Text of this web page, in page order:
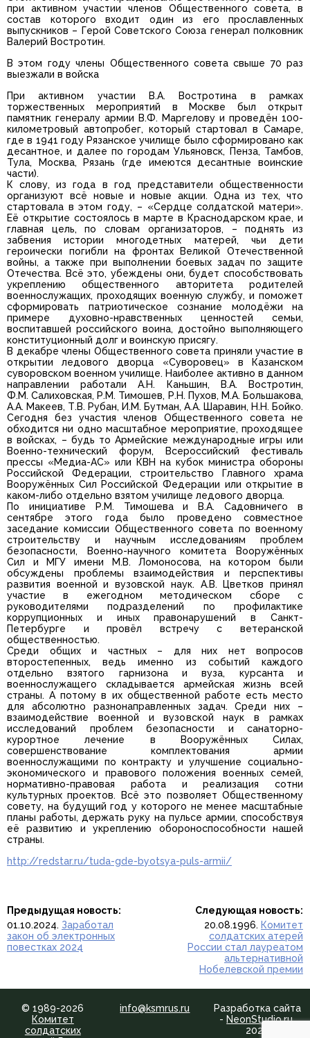
при активном участии членов Общественного совета, в
состав которого входит один из его прославленных
выпускников – Герой Советского Союза генерал полковник
Валерий Востротин.
В этом году члены Общественного совета свыше 70 раз
выезжали в войска
При активном участии В.А. Востротина в рамках
торжественных мероприятий в Москве был открыт
памятник генералу армии В.Ф. Маргелову и проведён 100-
километровый автопробег, который стартовал в Самаре,
где в 1941 году Рязанское училище было сформировано как
десантное, и далее по городам Ульяновск, Пенза, Тамбов,
Тула, Москва, Рязань (где имеются десантные воинские
части).
К слову, из года в год представители общественности
организуют всё новые и новые акции. Одна из тех, что
стартовала в этом году, – «Сердце солдатской матери».
Её открытие состоялось в марте в Краснодарском крае, и
главная цель, по словам организаторов, – поднять из
забвения истории многодетных матерей, чьи дети
героически погибли на фронтах Великой Отечественной
войны, а также при выполнении боевых задач по защите
Отечества. Всё это, убеждены они, будет способствовать
укреплению общественного авторитета родителей
военнослужащих, проходящих военную службу, и поможет
сформировать патриотическое сознание молодёжи на
примере духовно-нравственных ценностей семьи,
воспитавшей российского воина, достойно выполняющего
конституционный долг и воинскую присягу.
В декабре члены Общественного совета приняли участие в
открытии ледового дворца «Суворовец» в Казанском
суворовском военном училище. Наиболее активно в данном
направлении работали А.Н. Каньшин, В.А. Востротин,
Ф.М. Салиховская, Р.М. Тимошев, Р.Н. Пухов, М.А. Большакова,
А.А. Макеев, Т.В. Рубан, И.М. Бутман, А.А. Шаравин, Н.Н. Бойко.
Сегодня без участия членов Общественного совета не
обходится ни одно масштабное мероприятие, проходящее
в войсках, – будь то Армейские международные игры или
Военно-технический форум, Всероссийский фестиваль
прессы «Медиа-АС» или КВН на кубок министра обороны
Российской Федерации, строительство Главного храма
Вооружённых Сил Российской Федерации или открытие в
каком-либо отдельно взятом училище ледового дворца.
По инициативе Р.М. Тимошева и В.А. Садовничего в
сентябре этого года было проведено совместное
заседание комиссии Общественного совета по военному
строительству и научным исследованиям проблем
безопасности, Военно-научного комитета Вооружённых
Сил и МГУ имени М.В. Ломоносова, на котором были
обсуждены проблемы взаимодействия и перспективы
развития военной и вузовской наук. А.В. Цветков принял
участие в ежегодном методическом сборе с
руководителями подразделений по профилактике
коррупционных и иных правонарушений в Санкт-
Петербурге и провёл встречу с ветеранской
общественностью.
Среди общих и частных – для них нет вопросов
второстепенных, ведь именно из событий каждого
отдельно взятого гарнизона и вуза, курсанта и
военнослужащего складывается армейская жизнь всей
страны. А потому в их общественной работе есть место
для абсолютно разнонаправленных задач. Среди них –
взаимодействие военной и вузовской наук в рамках
исследований проблем безопасности и санаторно-
курортное лечение в Вооружённых Силах,
совершенствование комплектования армии
военнослужащими по контракту и улучшение социально-
экономического и правового положения военных семей,
нормативно-правовая работа и реализация сотни
культурных проектов. Всё это позволяет Общественному
совету, на будущий год у которого не менее масштабные
планы работы, держать руку на пульсе армии, способствуя
её развитию и укреплению обороноспособности нашей
страны.
http://redstar.ru/tuda-gde-byotsya-puls-armii/
Предыдущая новость:
01.10.2024. Заработал
закон об электронных
повестках 2024
Следующая новость:
20.08.1996. Комитет
солдатских атерей
России стал лауреатом
альтернативной
Нобелевской премии
© 1989-2026
Комитет
солдатских
info@ksmrus.ru
Разработка сайта
- NeonStudio.ru,
2024